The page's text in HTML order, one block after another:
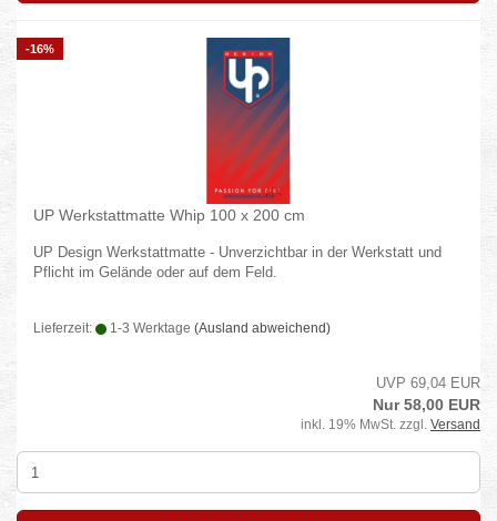
-16%
UP Werkstattmatte Whip 100 x 200 cm
UP Design Werkstattmatte - Unverzichtbar in der Werkstatt und
Pflicht im Gelände oder auf dem Feld.
Lieferzeit: 1-3 Werktage (Ausland abweichend)
UVP 69,04 EUR
Nur 58,00 EUR
inkl. 19% MwSt. zzgl. Versand